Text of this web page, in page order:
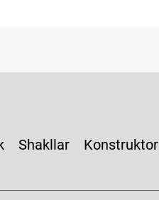
Shakllar Konstruktor